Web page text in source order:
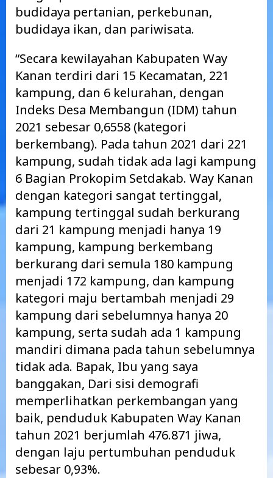
budidaya pertanian, perkebunan,
budidaya ikan, dan pariwisata.
“Secara kewilayahan Kabupaten Way
Kanan terdiri dari 15 Kecamatan, 221
kampung, dan 6 kelurahan, dengan
Indeks Desa Membangun (IDM) tahun
2021 sebesar 0,6558 (kategori
berkembang). Pada tahun 2021 dari 221
kampung, sudah tidak ada lagi kampung
6 Bagian Prokopim Setdakab. Way Kanan
dengan kategori sangat tertinggal,
kampung tertinggal sudah berkurang
dari 21 kampung menjadi hanya 19
kampung, kampung berkembang
berkurang dari semula 180 kampung
menjadi 172 kampung, dan kampung
kategori maju bertambah menjadi 29
kampung dari sebelumnya hanya 20
kampung, serta sudah ada 1 kampung
mandiri dimana pada tahun sebelumnya
tidak ada. Bapak, Ibu yang saya
banggakan, Dari sisi demografi
memperlihatkan perkembangan yang
baik, penduduk Kabupaten Way Kanan
tahun 2021 berjumlah 476.871 jiwa,
dengan laju pertumbuhan penduduk
sebesar 0,93%.